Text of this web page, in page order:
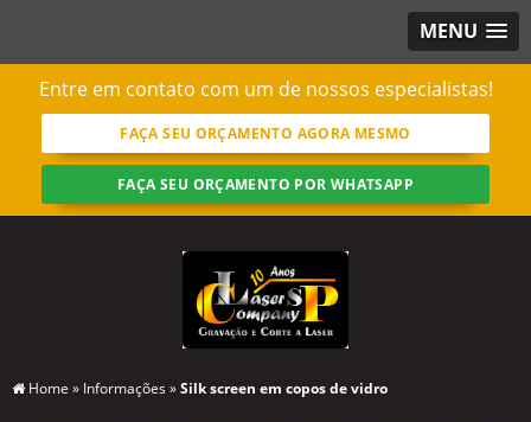
MENU
Entre em contato com um de nossos especialistas!
FAÇA SEU ORÇAMENTO AGORA MESMO
FAÇA SEU ORÇAMENTO POR WHATSAPP
Home » Informações »Silk screen em copos de vidro